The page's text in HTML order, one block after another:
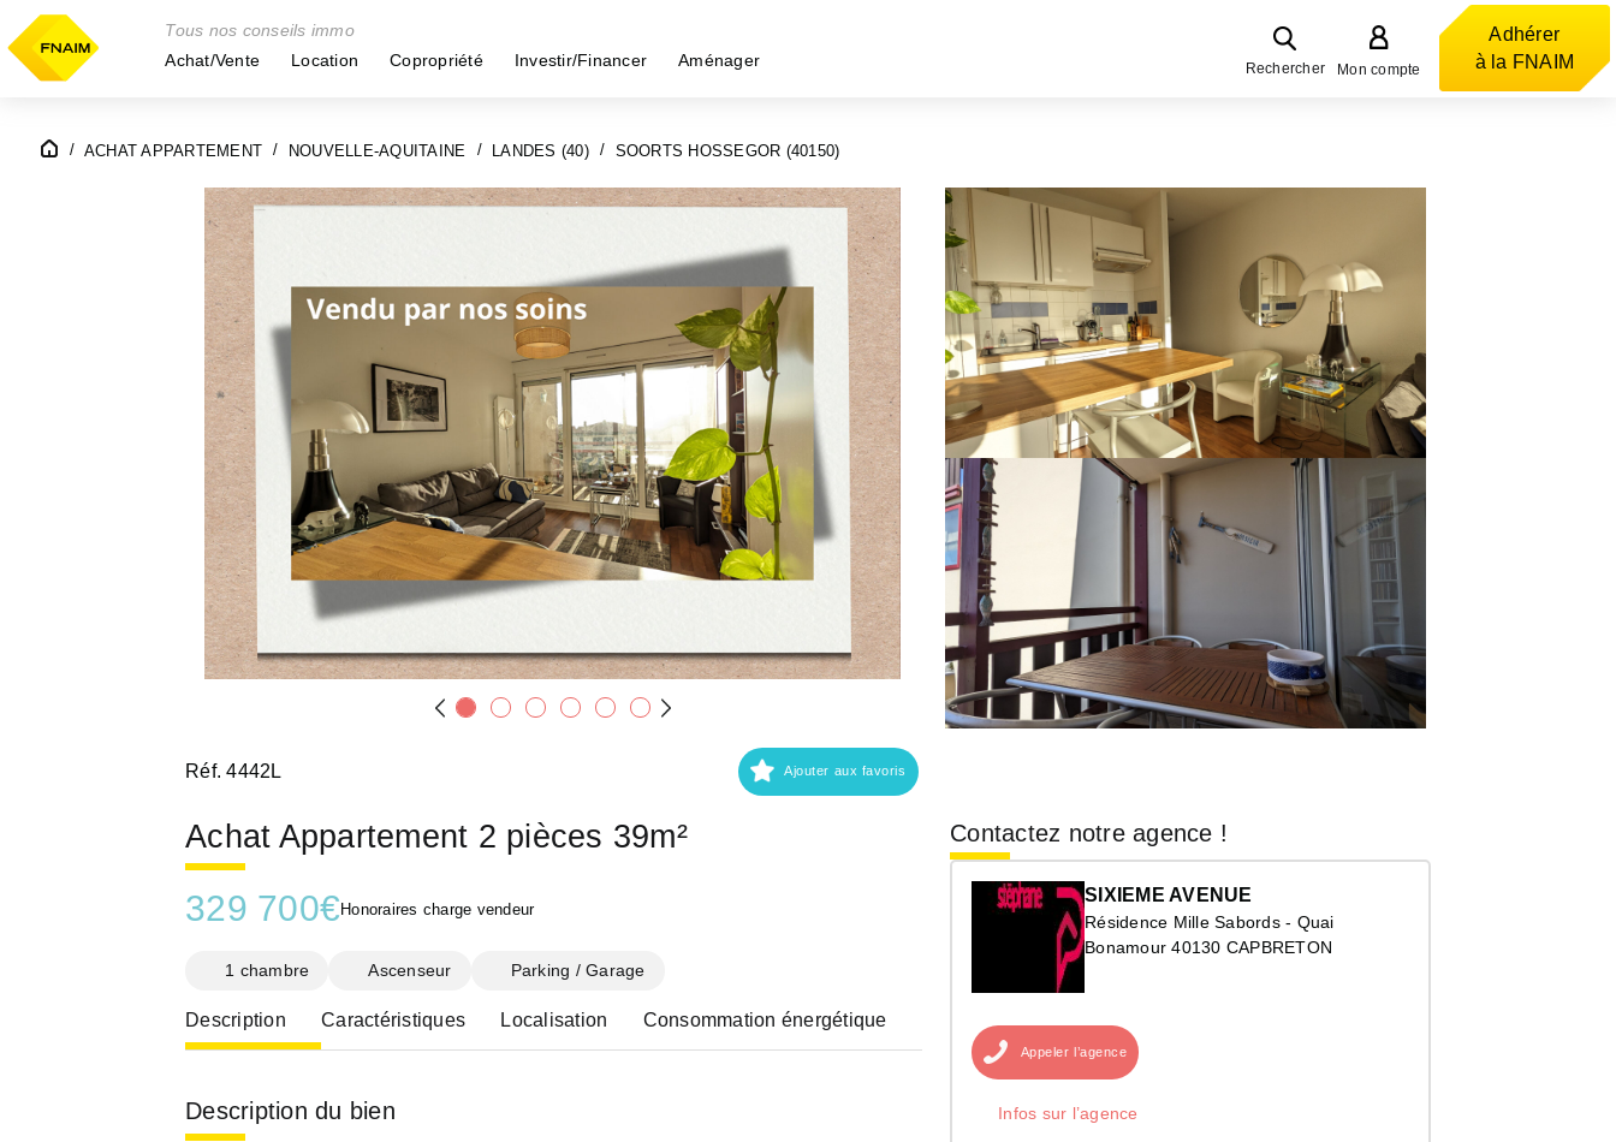
Tous nos conseils immo
Achat/Vente
Location Copropriété Investir/Financer Aménager Rechercher Mon compte
Adhérer
à la FNAIM
ACHAT APPARTEMENT NOUVELLE-AQUITAINE LANDES (40) SOORTS HOSSEGOR (40150)
Réf. 4442L Ajouter aux favoris
Achat Appartement 2 pièces 39m²
329 700€ Honoraires charge vendeur
1 chambre Ascenseur Parking / Garage
Description Caractéristiques Localisation Consommation énergétique
Description du bien
Contactez notre agence !
SIXIEME AVENUE
Résidence Mille Sabords - Quai
Bonamour 40130 CAPBRETON
Appeler l’agence
Infos sur l’agence